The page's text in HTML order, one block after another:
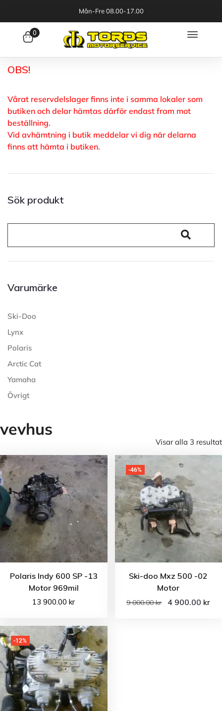
Mån-Fre 08.00-17.00
0
OBS!
Vårat reservdelslager finns inte i samma lokaler som
butiken och delar hämtas därför endast fram mot
beställning.
Vid avhämtning i butik meddelar vi dig när delarna
finns att hämta i butiken.
Sök produkt
Varumärke
Ski-Doo
Lynx
Polaris
Arctic Cat
Yamaha
Övrigt
vevhus
Visar alla 3 resultat
Polaris Indy 600 SP -13
Motor 969mil
13 900.00kr
-46%
Ski-doo Mxz 500 -02
Motor
9 000.00kr 4 900.00 kr
-12%